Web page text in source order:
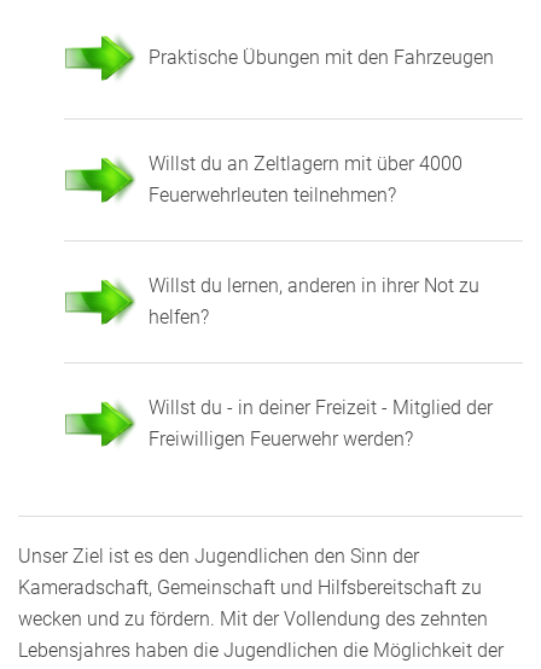
Praktische Übungen mit den Fahrzeugen
Willst du an Zeltlagern mit über 4000
Feuerwehrleuten teilnehmen?
Willst du lernen, anderen in ihrer Not zu
helfen?
Willst du - in deiner Freizeit - Mitglied der
Freiwilligen Feuerwehr werden?
Unser Ziel ist es den Jugendlichen den Sinn der
Kameradschaft, Gemeinschaft und Hilfsbereitschaft zu
wecken und zu fördern. Mit der Vollendung des zehnten
Lebensjahres haben die Jugendlichen die Möglichkeit der